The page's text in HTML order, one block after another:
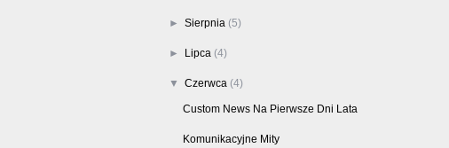
►Sierpnia (5)
► Lipca (4)
▼Czerwca (4)
Custom News Na Pierwsze Dni Lata
Komunikacyjne Mity